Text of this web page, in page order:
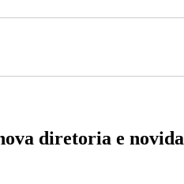
diretoria e